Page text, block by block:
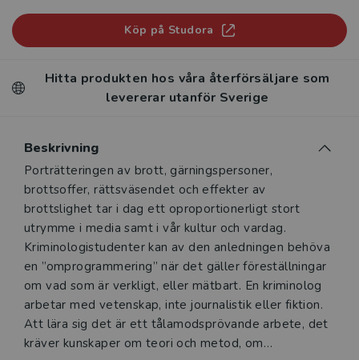
Köp på Studora
Hitta produkten hos våra återförsäljare som
levererar utanför Sverige
Beskrivning
Beskrivning
Porträtteringen av brott, gärningspersoner,
brottsoffer, rättsväsendet och effekter av
brottslighet tar i dag ett oproportionerligt stort
utrymme i media samt i vår kultur och vardag.
Kriminologistudenter kan av den anledningen behöva
en ”omprogrammering” när det gäller föreställningar
om vad som är verkligt, eller mätbart. En kriminolog
arbetar med vetenskap, inte journalistik eller fiktion.
Att lära sig det är ett tålamodsprövande arbete, det
kräver kunskaper om teori och metod, om